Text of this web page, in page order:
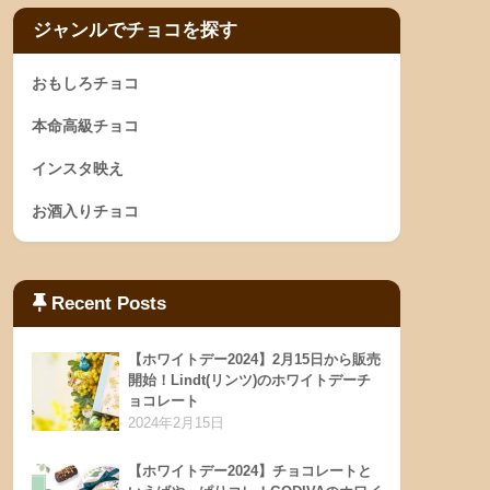
ジャンルでチョコを探す
おもしろチョコ
本命高級チョコ
インスタ映え
お酒入りチョコ
Recent Posts
【ホワイトデー2024】2月15日から販売
開始！Lindt(リンツ)のホワイトデーチ
ョコレート
2024年2月15日
【ホワイトデー2024】チョコレートと